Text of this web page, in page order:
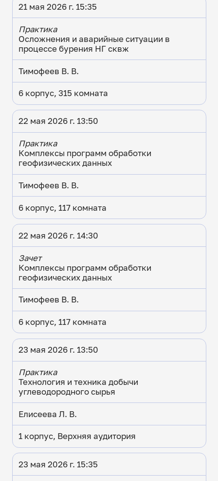
21 мая 2026 г. 15:35
Практика
Осложнения и аварийные ситуации в
процессе бурения НГ сквж
Тимофеев В. В.
6 корпус, 315 комната
22 мая 2026 г. 13:50
Практика
Комплексы программ обработки
геофизических данных
Тимофеев В. В.
6 корпус, 117 комната
22 мая 2026 г. 14:30
Зачет
Комплексы программ обработки
геофизических данных
Тимофеев В. В.
6 корпус, 117 комната
23 мая 2026 г. 13:50
Практика
Технология и техника добычи
углеводородного сырья
Елисеева Л. В.
1 корпус, Верхняя аудитория
23 мая 2026 г. 15:35